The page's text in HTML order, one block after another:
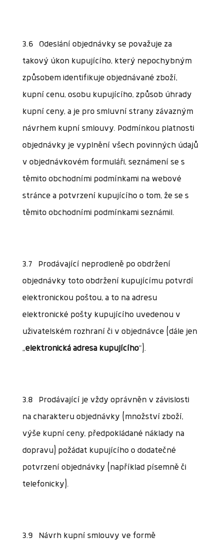
3.6 Odeslání objednávky se považuje za
takový úkon kupujícího, který nepochybným
způsobem identifikuje objednávané zboží,
kupní cenu, osobu kupujícího, způsob úhrady
kupní ceny, a je pro smluvní strany závazným
návrhem kupní smlouvy. Podmínkou platnosti
objednávky je vyplnění všech povinných údajů
v objednávkovém formuláři, seznámení se s
těmito obchodními podmínkami na webové
stránce a potvrzení kupujícího o tom, že se s
těmito obchodními podmínkami seznámil.
3.7 Prodávající neprodleně po obdržení
objednávky toto obdržení kupujícímu potvrdí
elektronickou poštou, a to na adresu
elektronické pošty kupujícího uvedenou v
uživatelském rozhraní či v objednávce (dále jen
„elektronická adresa kupujícího“).
3.8 Prodávající je vždy oprávněn v závislosti
na charakteru objednávky (množství zboží,
výše kupní ceny, předpokládané náklady na
dopravu) požádat kupujícího o dodatečné
potvrzení objednávky (například písemně či
telefonicky).
3.9 Návrh kupní smlouvy ve formě